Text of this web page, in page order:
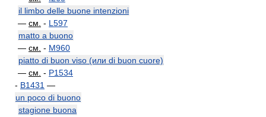
il limbo delle buone intenzioni
— см. - L597
matto a buono
— см. - M960
piatto di buon viso (или di buon cuore)
— см. - P1534
- B1431 —
un poco di buono
stagione buona